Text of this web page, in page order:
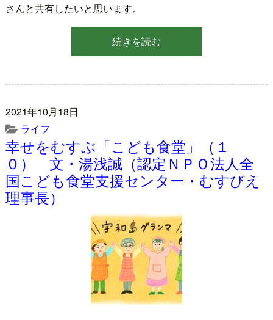
さんと共有したいと思います。
続きを読む
2021年10月18日
ライフ
幸せをむすぶ「こども食堂」（１
０） 文・湯浅誠（認定ＮＰＯ法人全
国こども食堂支援センター・むすびえ
理事長）